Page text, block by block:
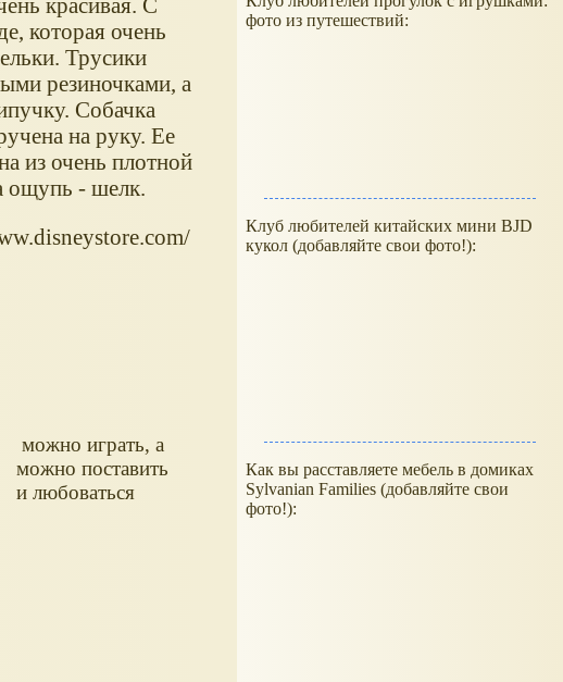
которая очень
Трусики
резиночками, а
Собачка
на руку. Ее
из очень плотной
ощупь - шелк.
можно играть, а
можно поставить
и любоваться
фото из путешествий:
Клуб любителей китайских мини BJD
кукол (добавляйте свои фото!):
Как вы расставляете мебель в домиках
Sylvanian Families (добавляйте свои
фото!):